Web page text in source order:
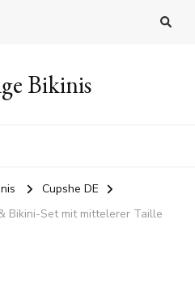
Bikinis
Cupshe DE
Bikini-Set mit mittelerer Taille